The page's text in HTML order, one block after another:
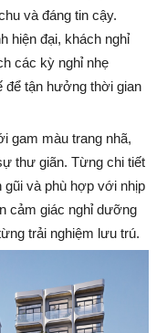
và đáng tin cậy.
hiện đại, khách nghỉ
các kỳ nghỉ nhẹ
để tận hưởng thời gian
gam màu trang nhã,
thư giãn. Từng chi tiết
và phù hợp với nhịp
cảm giác nghỉ dưỡng
trải nghiệm lưu trú.